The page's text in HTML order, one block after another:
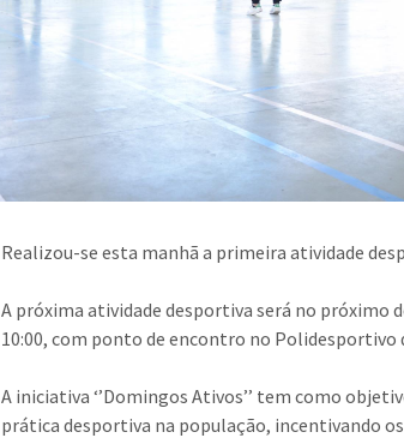
Realizou-se esta manhã a primeira atividade
A próxima atividade desportiva será no próximo
10:00, com ponto de encontro no Polidesportivo
A iniciativa ‘’Domingos Ativos’’ tem como
prática desportiva na população, incentivando